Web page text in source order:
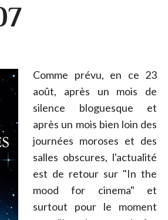
Comme prévu, en ce 23
août, après un mois de
silence bloguesque et
après un mois bien loin des
journées moroses et des
salles obscures, l'actualité
est de retour sur "In the
mood for cinema" et
surtout pour le moment